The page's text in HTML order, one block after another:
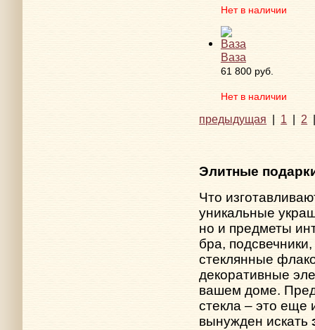
Нет в наличии
Ваза
61 800 руб.
Нет в наличии
предыдущая 1 2
Элитные
Что
уникальные
но и предметы
бра,
стеклянные
декоративные
вашем доме.
стекла – это еще
вынужден искать